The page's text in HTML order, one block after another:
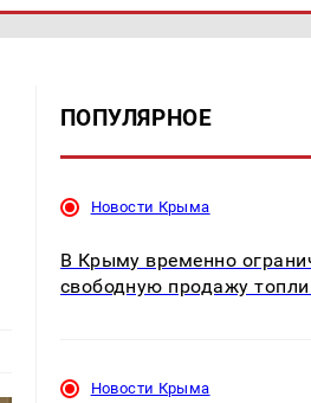
ПОПУЛЯРНОЕ
Новости Крыма
В Крыму временно
свободную продажу
Новости Крыма